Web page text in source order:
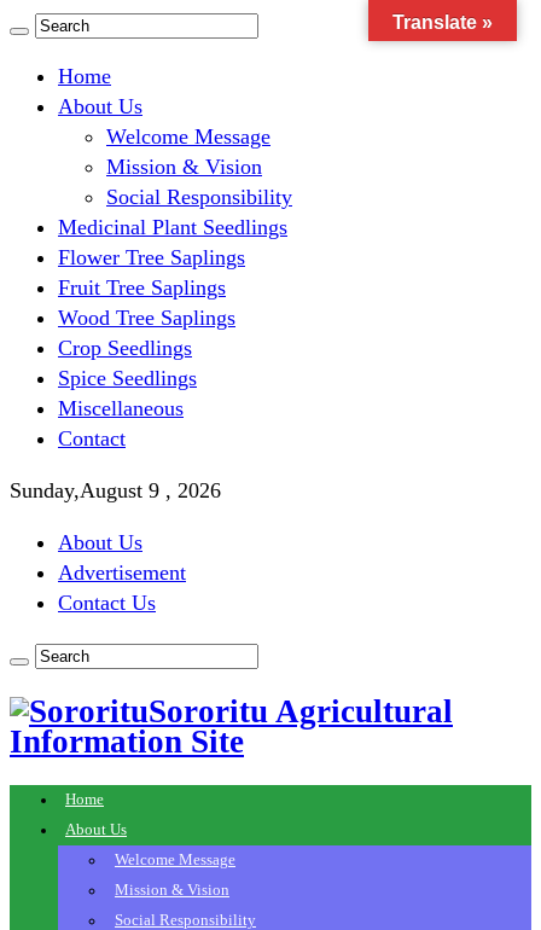
Home
About Us
Welcome Message
Mission & Vision
Social Responsibility
Medicinal Plant Seedlings
Flower Tree Saplings
Fruit Tree Saplings
Wood Tree Saplings
Crop Seedlings
Spice Seedlings
Miscellaneous
Contact
Sunday,August 9 , 2026
About Us
Advertisement
Contact Us
Sororitu Agricultural
Information Site
Home
About Us
Welcome Message
Mission & Vision
Social Responsibility
Translate »